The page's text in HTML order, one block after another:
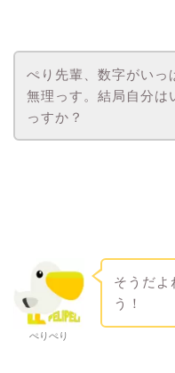
ぺり先輩、数字がいっ
無理っす。結局自分は
っすか？
ぺりぺり
そうだ
う！